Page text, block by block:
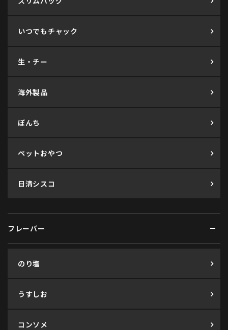
いつでもチャック
生・チー
海外製品
ぼんち
ペットおやつ
日清シスコ
フレーバー
のり塩
うすしお
コンソメ